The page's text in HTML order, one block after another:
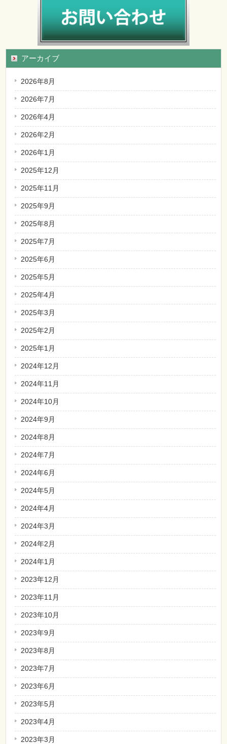
アーカイブ
2026年8月
2026年7月
2026年4月
2026年2月
2026年1月
2025年12月
2025年11月
2025年9月
2025年8月
2025年7月
2025年6月
2025年5月
2025年4月
2025年3月
2025年2月
2025年1月
2024年12月
2024年11月
2024年10月
2024年9月
2024年8月
2024年7月
2024年6月
2024年5月
2024年4月
2024年3月
2024年2月
2024年1月
2023年12月
2023年11月
2023年10月
2023年9月
2023年8月
2023年7月
2023年6月
2023年5月
2023年4月
2023年3月